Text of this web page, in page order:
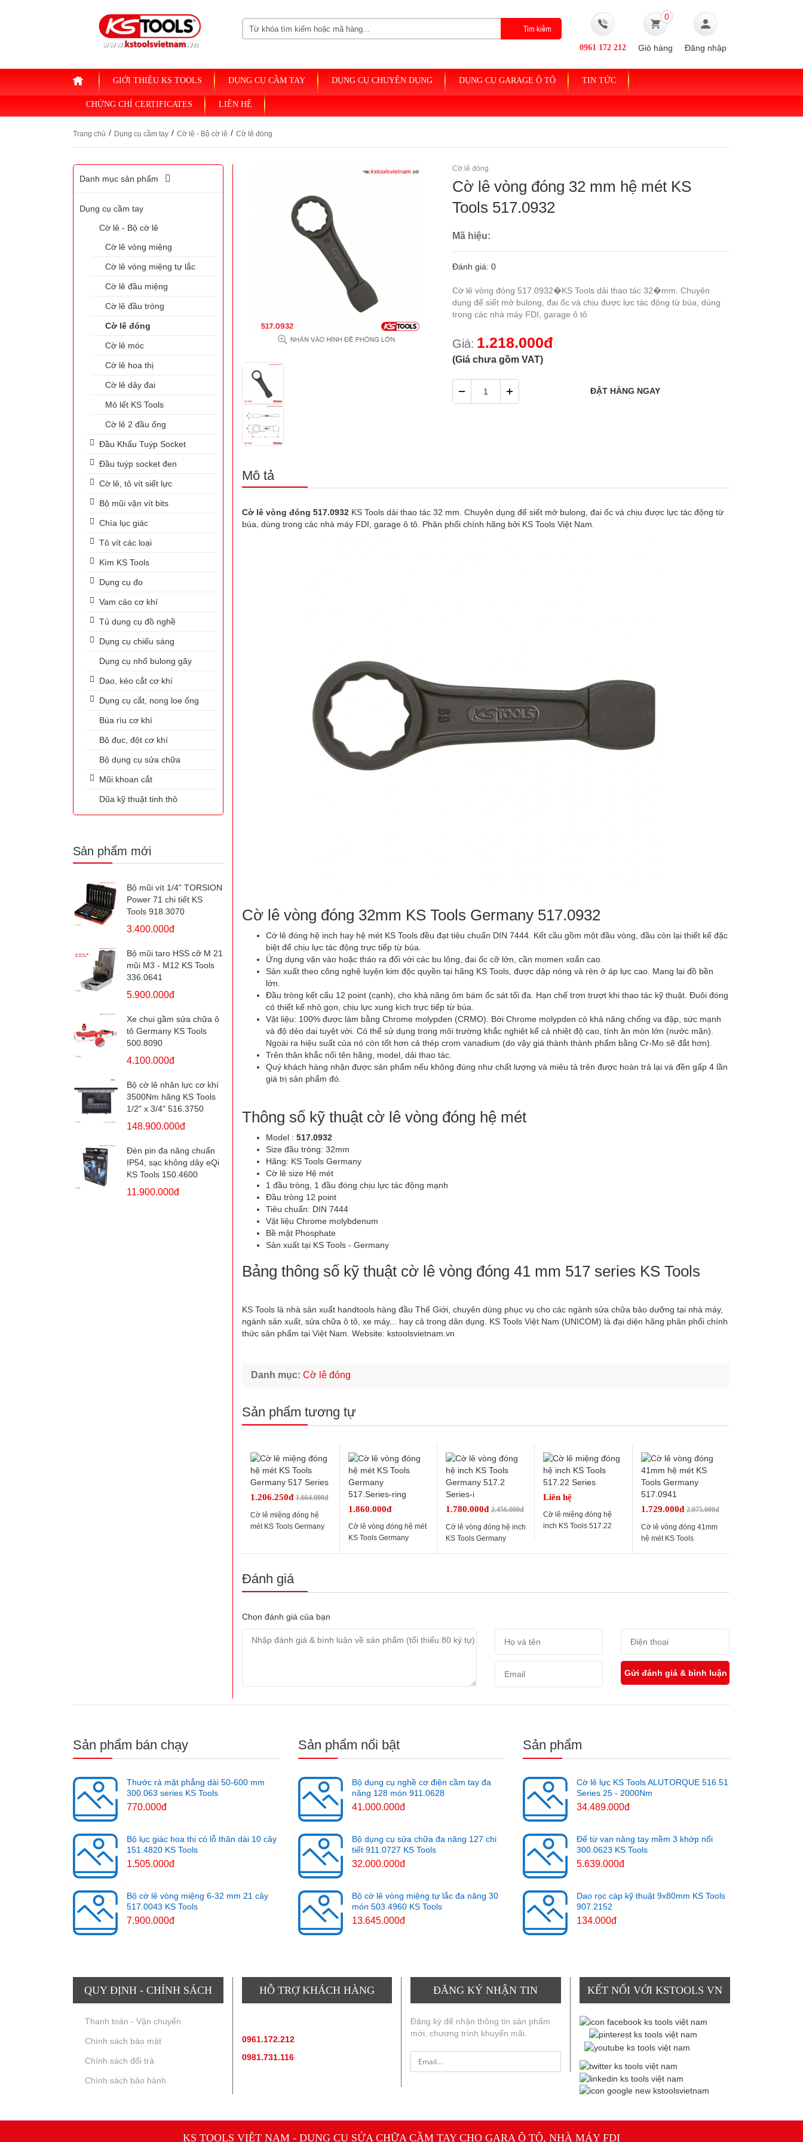
0961 172 212
0
Giỏ hàng Đăng nhập
HOME GIỚI THIỆU KS TOOLS DỤNG CỤ CẦM TAY DỤNG CỤ CHUYÊN DỤNG DỤNG CỤ GARAGE Ô TÔ TIN TỨC
CHỨNG CHỈ CERTIFICATES LIÊN HỆ
Trang chủ / Dụng cụ cầm tay / Cờ lê - Bộ cờ lê / Cờ lê đóng
Danh mục sản phẩm
Dụng cụ cầm tay
Cờ lê - Bộ cờ lê
Cờ lê vòng miệng
Cờ lê vòng miệng tự lắc
Cờ lê đầu miệng
Cờ lê đầu tròng
Cờ lê đóng
Cờ lê móc
Cờ lê hoa thị
Cờ lê dây đai
Mỏ lết KS Tools
Cờ lê 2 đầu ống
Đầu Khẩu Tuýp Socket
Đầu tuýp socket đen
Cờ lê, tô vít siết lực
Bộ mũi vặn vít bits
Chìa lục giác
Tô vít các loại
Kìm KS Tools
Dụng cụ đo
Vam cảo cơ khí
Tủ dụng cụ đồ nghề
Dụng cụ chiếu sáng
Dụng cụ nhổ bulong gãy
Dao, kéo cắt cơ khí
Dụng cụ cắt, nong loe ống
Búa rìu cơ khí
Bộ đục, đột cơ khí
Bộ dụng cụ sửa chữa
Mũi khoan cắt
Dũa kỹ thuật tinh thô
Sản phẩm mới
Bộ mũi vít 1/4" TORSION
Power 71 chi tiết KS
Tools 918.3070
3.400.000đ
Bộ mũi taro HSS cỡ M 21
mũi M3 - M12 KS Tools
336.0641
5.900.000đ
Xe chui gầm sửa chữa ô
tô Germany KS Tools
500.8090
4.100.000đ
Bộ cờ lê nhân lực cơ khí
3500Nm hãng KS Tools
1/2" x 3/4" 516.3750
148.900.000đ
Đèn pin đa năng chuẩn
IP54, sạc không dây eQi
KS Tools 150.4600
11.900.000đ
Cờ lê đóng
Cờ lê vòng đóng 32 mm hệ mét KS
Tools 517.0932
Mã hiệu:
Đánh giá: 0
Cờ lê vòng đóng 517.0932�KS Tools dải thao tác 32�mm. Chuyên
dụng để siết mở bulong, đai ốc và chịu được lực tác động từ búa, dùng
trong các nhà máy FDI, garage ô tô
Giá: 1.218.000đ
(Giá chưa gồm VAT)
Mô tả
Cờ lê vòng đóng 517.0932KS Tools dải thao tác 32 mm. Chuyên dụng để siết mở bulong, đai ốc và chịu được lực tác động từ
búa, dùng trong các nhà máy FDI, garage ô tô. Phân phối chính hãng bởi KS Tools Việt Nam.
Cờ lê vòng đóng 32mm KS Tools Germany 517.0932
Cờ lê đóng hệ inch hay hệ mét KS Tools đều đạt tiêu chuẩn DIN 7444. Kết cầu gồm một đầu vòng, đầu còn lại thiết kế đặc
biệt để chịu lực tác động trực tiếp từ búa.
Ứng dụng vặn vào hoặc tháo ra đối với các bu lông, đai ốc cỡ lớn, cần momen xoắn cao.
Sản xuất theo công nghệ luyện kim độc quyền tại hãng KS Tools, được dập nóng và rèn ở áp lực cao. Mang lại đồ bền
lớn.
Đầu tròng kết cấu 12 point (cạnh), cho khả năng ôm bám ốc sát tối đa. Hạn chế trơn trượt khi thao tác kỹ thuật. Đuôi đóng
có thiết kế nhỏ gọn, chịu lực xung kích trực tiếp từ búa.
Vật liệu: 100% được làm bằng Chrome molypden (CRMO). Bởi Chrome molypden có khả năng chống va đập, sức mạnh
và độ dẻo dai tuyệt vời. Có thể sử dụng trong môi trường khắc nghiệt kể cả nhiệt độ cao, tính ăn mòn lớn (nước mặn).
Ngoài ra hiệu suất của nó còn tốt hơn cả thép crom vanadium (do vậy giá thành thành phẩm bằng Cr-Mo sẽ đắt hơn).
Trên thân khắc nổi tên hãng, model, dải thao tác.
Quý khách hàng nhận được sản phẩm nếu không đúng như chất lượng và miêu tả trên được hoàn trả lại và đền gấp 4 lần
giá trị sản phẩm đó.
Thông số kỹ thuật cờ lê vòng đóng hệ mét
Model : 517.0932
Size đầu tròng: 32mm
Hãng: KS Tools Germany
Cờ lê size Hệ mét
1 đầu tròng, 1 đầu đóng chịu lực tác động mạnh
Đầu tròng 12 point
Tiêu chuẩn: DIN 7444
Vật liệu Chrome molybdenum
Bề mặt Phosphate
Sản xuất tại KS Tools - Germany
Bảng thông số kỹ thuật cờ lê vòng đóng 41 mm 517 series KS Tools
KS Tools là nhà sản xuất handtools hàng đầu Thế Giới, chuyên dùng phục vụ cho các ngành sửa chữa bảo dưỡng tại nhà máy,
ngành sản xuất, sửa chữa ô tô, xe máy... hay cả trong dân dụng. KS Tools Việt Nam (UNICOM) là đại diện hãng phân phối chính
thức sản phẩm tại Việt Nam. Website: kstoolsvietnam.vn
Danh mục: Cờ lê đóng
Sản phẩm tương tự
1.206.250đ1.664.000đ
Cờ lê miệng đóng hệ
mét KS Tools Germany
1.860.000đ
Cờ lê vòng đóng hệ mét
KS Tools Germany
1.780.000đ2.456.000đ
Cờ lê vòng đóng hệ inch
KS Tools Germany
Liên hệ
Cờ lê miệng đóng hệ
inch KS Tools 517.22
1.729.000đ2.075.000đ
Cờ lê vòng đóng 41mm
hệ mét KS Tools
Đánh giá
Chọn đánh giá của bạn
Sản phẩm bán chạy
Thước rà mặt phẳng dài 50-600 mm
300.063 series KS Tools
770.000đ
Bộ lục giác hoa thị có lỗ thân dài 10 cây
151.4820 KS Tools
1.505.000đ
Bộ cờ lê vòng miệng 6-32 mm 21 cây
517.0043 KS Tools
7.900.000đ
Sản phẩm nổi bật
Bộ dụng cụ nghề cơ điện cầm tay đa
năng 128 món 911.0628
41.000.000đ
Bộ dụng cụ sửa chữa đa năng 127 chi
tiết 911.0727 KS Tools
32.000.000đ
Bộ cờ lê vòng miệng tự lắc đa năng 30
món 503.4960 KS Tools
13.645.000đ
Sản phẩm
Cờ lê lực KS Tools ALUTORQUE 516.51
Series 25 - 2000Nm
34.489.000đ
Đế từ vạn năng tay mềm 3 khớp nối
300.0623 KS Tools
5.639.000đ
Dao rọc cáp kỹ thuật 9x80mm KS Tools
907.2152
134.000đ
QUY ĐỊNH - CHÍNH SÁCH
Thanh toán - Vận chuyển
Chính sách bảo mật
Chính sách đổi trả
Chính sách bảo hành
HỖ TRỢ KHÁCH HÀNG
0961.172.212
0981.731.116
ĐĂNG KÝ NHẬN TIN
Đăng ký để nhận thông tin sản phẩm
mới, chương trình khuyến mãi.
KẾT NỐI VỚI KSTOOLS VN
KS TOOLS VIỆT NAM - DỤNG CỤ SỬA CHỮA CẦM TAY CHO GARA Ô TÔ, NHÀ MÁY FDI